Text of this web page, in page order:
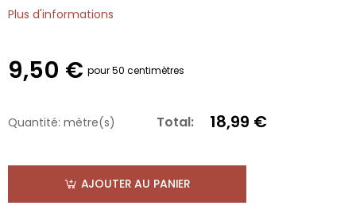
Plus d'informations
9,50 € pour 50 centimètres
Quantité: mètre(s) Total: 18,99 €
AJOUTER AU PANIER